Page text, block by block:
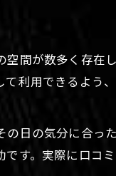
間が数多く存
利用できるよう
日の気分に合っ
す。実際に口コ